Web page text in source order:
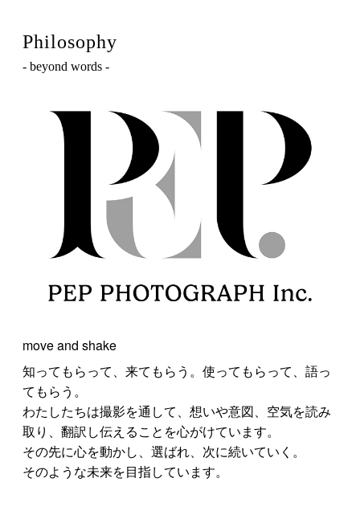
Philosophy
- beyond words -
move and shake
知ってもらって、来てもらう。使ってもらって、語っ
てもらう。
わたしたちは撮影を通して、想いや意図、空気を読み
取り、翻訳し伝えることを心がけています。
その先に心を動かし、選ばれ、次に続いていく。
そのような未来を目指しています。